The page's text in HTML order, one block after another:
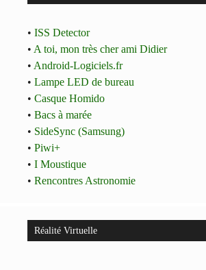
• ISS Detector
• A toi, mon très cher ami Didier
• Android-Logiciels.fr
• Lampe LED de bureau
• Casque Homido
• Bacs à marée
• SideSync (Samsung)
• Piwi+
• I Moustique
• Rencontres Astronomie
Réalité Virtuelle